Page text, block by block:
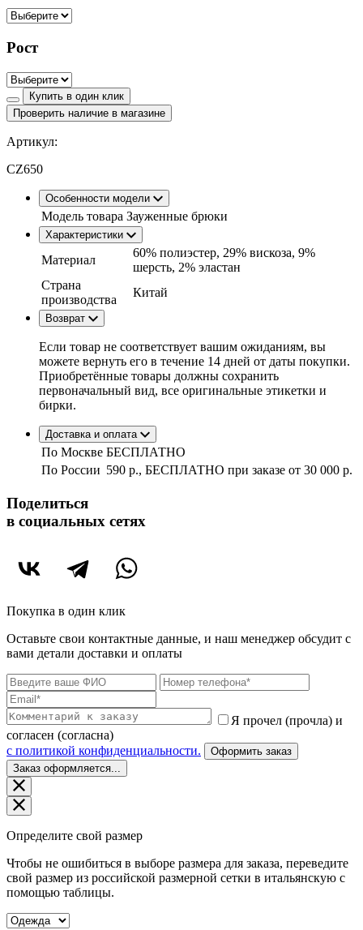
Рост
Купить в один клик
Проверить наличие в магазине
Артикул:
CZ650
Особенности модели
Модель товара Зауженные брюки
Характеристики
Материал
60% полиэстер, 29% вискоза, 9%
шерсть, 2% эластан
Страна
производства
Китай
Возврат
Если товар не соответствует вашим ожиданиям, вы
можете вернуть его в течение 14 дней от даты покупки.
Приобретённые товары должны сохранить
первоначальный вид, все оригинальные этикетки и
бирки.
Доставка и оплата
По Москве БЕСПЛАТНО
По России 590 р., БЕСПЛАТНО при заказе от 30 000 р.
Поделиться
в социальных сетях
Покупка в один клик
Оставьте свои контактные данные, и наш менеджер обсудит с
вами детали доставки и оплаты
Я прочел (прочла) и
согласен (согласна)
c политикой конфиденциальности.
Оформить заказ
Заказ оформляется...
Определите свой размер
Чтобы не ошибиться в выборе размера для заказа, переведите
свой размер из российской размерной сетки в итальянскую с
помощью таблицы.